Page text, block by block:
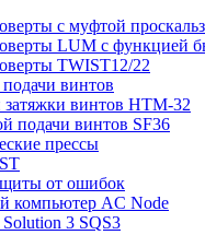
с муфтой
LUM с функцией
TWIST12/22
подачи винтов
винтов HTM-32
подачи винтов SF36
прессы
от ошибок
компьютер AC Node
3 SQS3